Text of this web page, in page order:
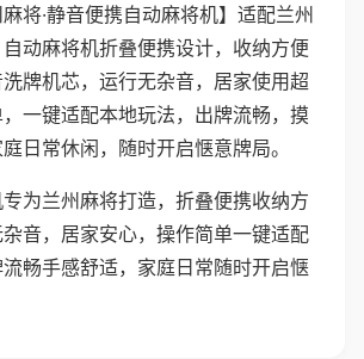
麻将·静音便携自动麻将机】适配兰州
动麻将机折叠便携设计，收纳方便
牌机芯，运行无杂音，居家使用超
一键适配本地玩法，出牌流畅，摸
日常休闲，随时开启惬意牌局。
为兰州麻将打造，折叠便携收纳方
音，居家安心，操作简单一键适配
畅手感舒适，家庭日常随时开启惬